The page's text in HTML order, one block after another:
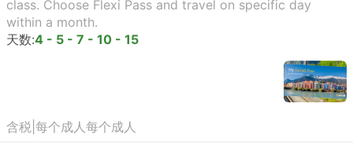
class. Choose Flexi Pass and travel on specific day
within a month.
天数:4 - 5 - 7 - 10 - 15
含税 每个成人每个成人